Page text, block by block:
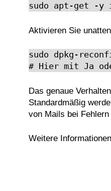
sudo apt-get -y
Aktivieren Sie
sudo dpkg-
Das genaue
Standardmäßig
von Mails bei Fehlern
Weitere